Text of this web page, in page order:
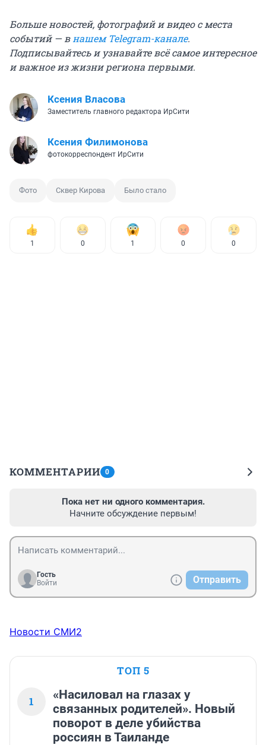
Больше новостей, фотографий и видео с места
событий — в нашем Telegram-канале.
Подписывайтесь и узнавайте всё самое интересное
и важное из жизни региона первыми.
Ксения Власова
Заместитель главного редактора ИрСити
Ксения Филимонова
фотокорреспондент ИрСити
Фото Сквер Кирова Было стало
1 0 1 0 0
КОММЕНТАРИИ 0
Пока нет ни одного комментария.
Начните обсуждение первым!
Гость
Войти
Отправить
Новости СМИ2
ТОП 5
1
«Насиловал на глазах у
связанных родителей». Новый
поворот в деле убийства
россиян в Таиланде